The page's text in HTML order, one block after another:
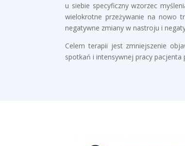
u siebie specyficzny wzorzec
wielokrotne przeżywanie na nowo
negatywne zmiany w nastroju i
Celem terapii jest zmniejszenie
spotkań i intensywnej pracy pacjenta